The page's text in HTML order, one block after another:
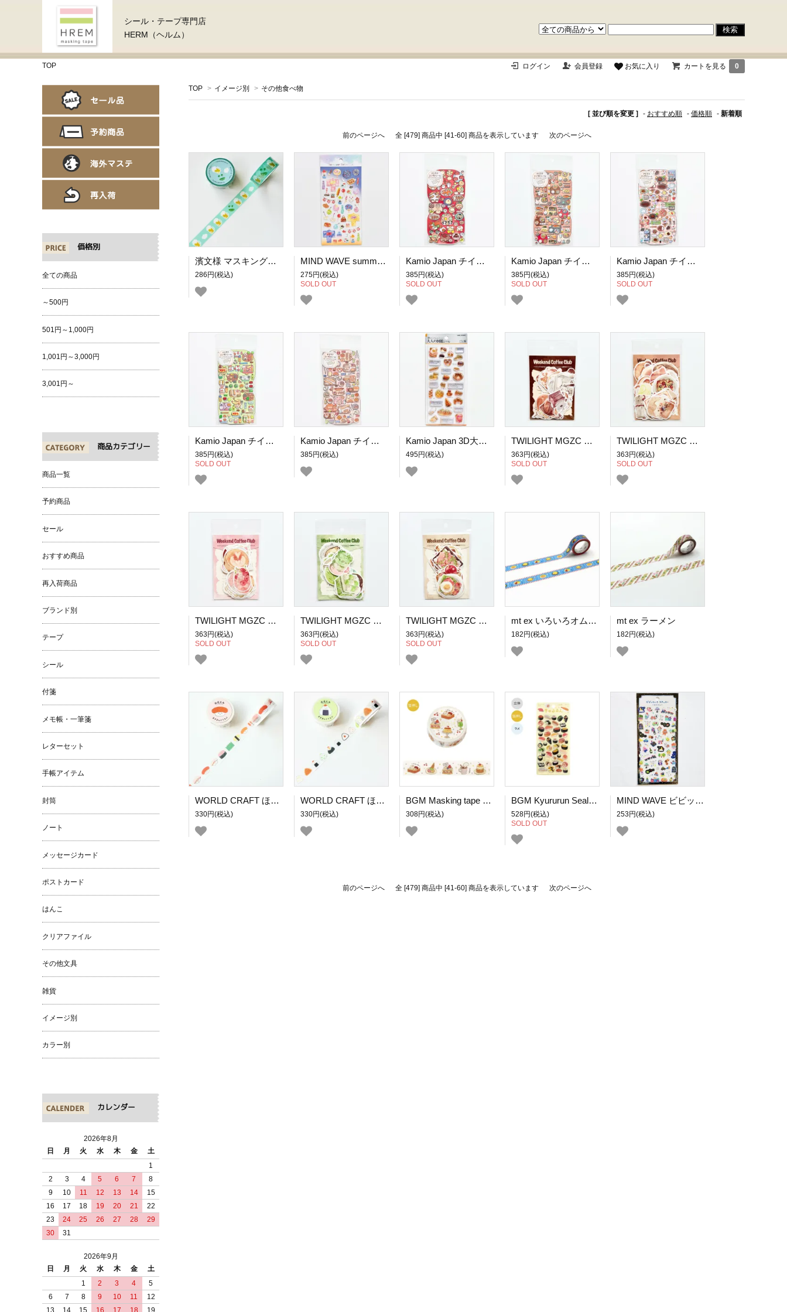
シール・テープ専門店
HERM（ヘルム）
TOP ログイン 会員登録 お気に入り カートを見る 0
TOP > イメージ別 > その他食べ物
[ 並び順を変更 ] - おすすめ順 - 価格順 - 新着順
前のページへ 全 [479] 商品中 [41-60] 商品を表示しています 次のページへ
濱文様 マスキングテープ ビール日和
286円(税込)
MIND WAVE summer selection 上質紙 縁日
275円(税込)
SOLD OUT
Kamio Japan チイサナコンダテシール チュウカリョウリNOエンタク
385円(税込)
SOLD OUT
Kamio Japan チイサナコンダテシール ニホンNOショクドウ
385円(税込)
SOLD OUT
Kamio Japan チイサナコンダテシール お気に入りNOファミレス
385円(税込)
SOLD OUT
Kamio Japan チイサナコンダテシール ピクニックNOオベントウ
385円(税込)
SOLD OUT
Kamio Japan チイサナコンダテシール 焼きたてNOベーカリー
385円(税込)
Kamio Japan 3D大人の図鑑シール パン編
495円(税込)
TWILIGHT MGZC 甜蜜收集系列 フレークシール 周末咖啡
363円(税込)
SOLD OUT
TWILIGHT MGZC 甜蜜收集系列 フレークシール 松软发酵
363円(税込)
SOLD OUT
TWILIGHT MGZC 甜蜜收集系列 フレークシール 心动草莓
363円(税込)
SOLD OUT
TWILIGHT MGZC 甜蜜收集系列 フレークシール 蛋糕契约
363円(税込)
SOLD OUT
TWILIGHT MGZC 甜蜜收集系列 フレークシール 街角早餐
363円(税込)
SOLD OUT
mt ex いろいろオムライス
182円(税込)
mt ex ラーメン
182円(税込)
WORLD CRAFT ほほえみマスキングテープ おすし
330円(税込)
WORLD CRAFT ほほえみマスキングテープ おにぎり
330円(税込)
BGM Masking tape Life 箔押し 喫茶time
308円(税込)
BGM Kyururun Seal お寿司
528円(税込)
SOLD OUT
MIND WAVE ビビッといろ ステッカー よふかし
253円(税込)
前のページへ 全 [479] 商品中 [41-60] 商品を表示しています 次のページへ
価格別
全ての商品
～500円
501円～1,000円
1,001円～3,000円
3,001円～
商品カテゴリー
商品一覧
予約商品
セール
おすすめ商品
再入荷商品
ブランド別
テープ
シール
付箋
メモ帳・一筆箋
レターセット
手帳アイテム
封筒
ノート
メッセージカード
ポストカード
はんこ
クリアファイル
その他文具
雑貨
イメージ別
カラー別
カレンダー
2026年8月
日
月 火 水 木 金
土
1
2
3 4 5 6 7
8
9
10 11 12 13 14
15
16
17 18 19 20 21
22
23
24 25 26 27 28
29
30
31
2026年9月
日
月 火 水 木 金
土
1
2 3 4
5
6
7 8 9 10 11
12
13
14 15 16 17 18 19